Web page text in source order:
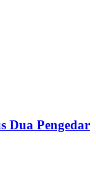
Dua Pengedar